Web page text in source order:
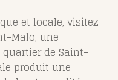
et locale, visitez
Malo, une
de Saint-
produit une